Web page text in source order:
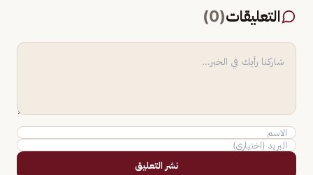
التعليقات(
0
)
نشر التعليق